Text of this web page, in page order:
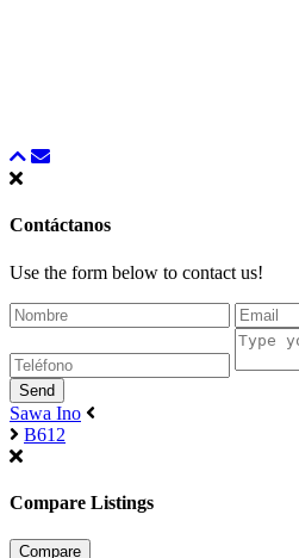
Contáctanos
Use the form below to contact us!
Send
Sawa Ino
B612
Compare Listings
Compare